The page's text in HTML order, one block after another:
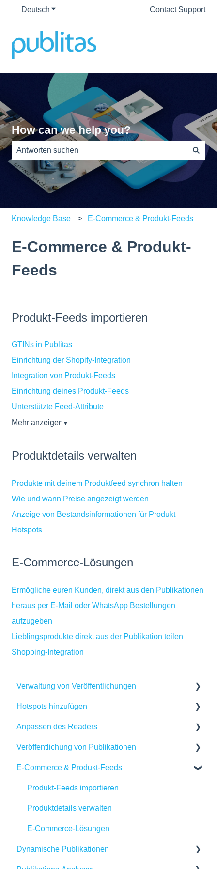
Deutsch Untermenü für Übersetzungen anzeigen
Contact Support
How can we help you?
Es gibt keine Vorschläge, da das Suchfeld leer ist.
Knowledge Base E-Commerce & Produkt-Feeds
E-Commerce & Produkt-
Feeds
Produkt-Feeds importieren
GTINs in Publitas
Einrichtung der Shopify-Integration
Integration von Produkt-Feeds
Einrichtung deines Produkt-Feeds
Unterstützte Feed-Attribute
Mehr anzeigen ▼
Produktdetails verwalten
Produkte mit deinem Produktfeed synchron halten
Wie und wann Preise angezeigt werden
Anzeige von Bestandsinformationen für Produkt-
Hotspots
E-Commerce-Lösungen
Ermögliche euren Kunden, direkt aus den Publikationen
heraus per E-Mail oder WhatsApp Bestellungen
aufzugeben
Lieblingsprodukte direkt aus der Publikation teilen
Shopping-Integration
Verwaltung von Veröffentlichungen
Inhalte in Publitas erstellen
Verwaltung Ihrer Veröffentlichungen
Seiten bearbeiten
Aktualisierung der Veröffentlichungs-URL
SEO
Fehlerbehebung
Adaptive Inhalte in Publitas erstellen
Hotspots hinzufügen
Verwendung des Hotspot-Editors
Hotspots erklärt
Automatisierung von Hotspots
Anpassen des Readers
Reader-Einstellungen
Markenbildung
Banner
Veröffentlichung von Publikationen
Teilen
Einbettung
Verfügbarkeit
Reichweite generieren
E-Commerce & Produkt-Feeds
Produkt-Feeds importieren
Produktdetails verwalten
E-Commerce-Lösungen
Dynamische Publikationen